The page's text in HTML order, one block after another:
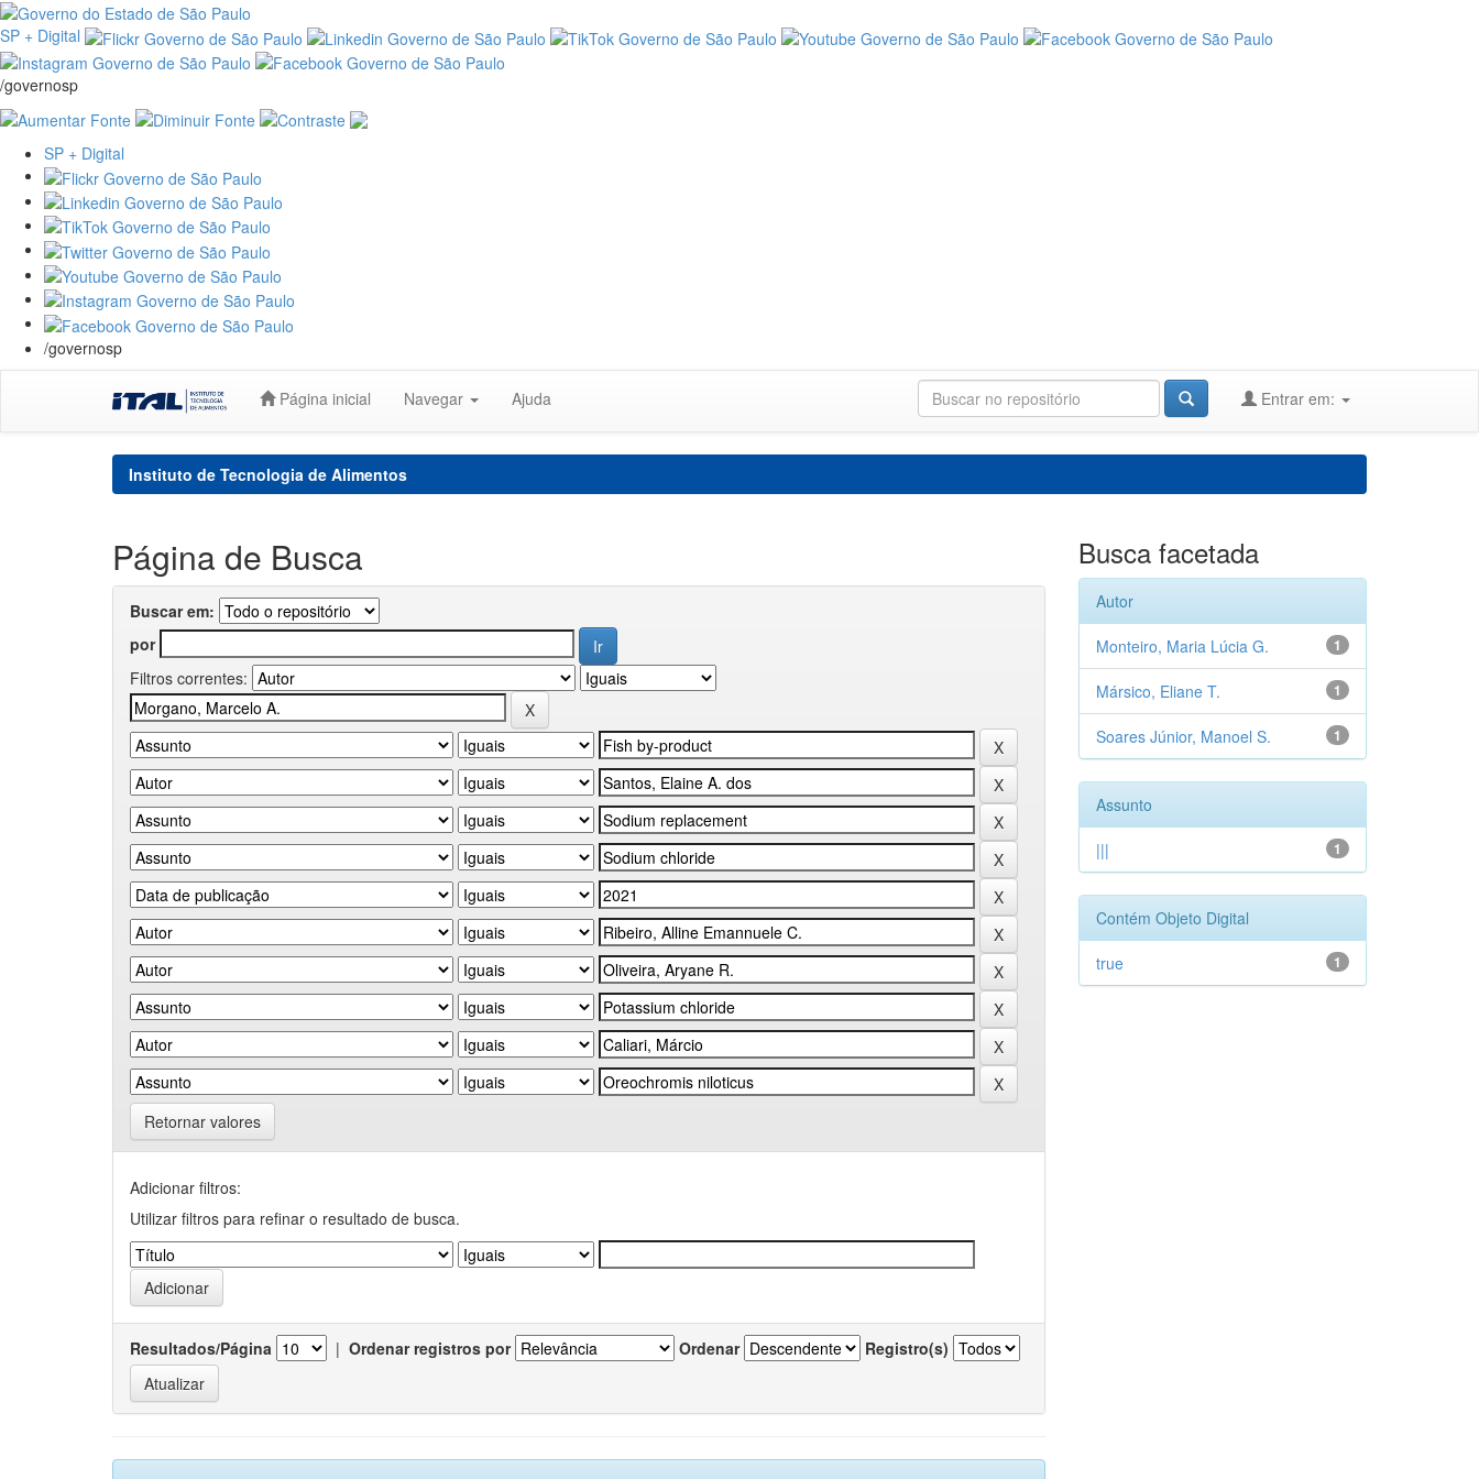
SP + Digital
/governosp
SP + Digital
/governosp
Página inicial Navegar Ajuda Entrar em:
Instituto de Tecnologia de Alimentos
Página de Busca
Buscar em:
por
Filtros correntes:
Retornar valores
Adicionar filtros:
Utilizar filtros para refinar o resultado de busca.
Resultados/Página | Ordenar registros por Ordenar Registro(s)
Busca facetada
Autor
1
Monteiro, Maria Lúcia G.
1
Mársico, Eliane T.
1
Soares Júnior, Manoel S.
Assunto
1
|||
Contém Objeto Digital
1
true